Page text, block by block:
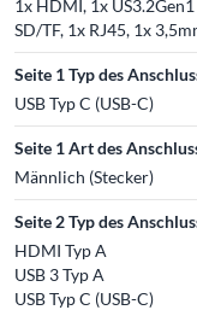
1x HDMI, 1x
SD/TF, 1x RJ45, 1x
Seite 1 Typ des
USB Typ C (USB-C)
Seite 1 Art des
Männlich (Stecker)
Seite 2 Typ des
HDMI Typ A
USB 3 Typ A
USB Typ C (USB-C)